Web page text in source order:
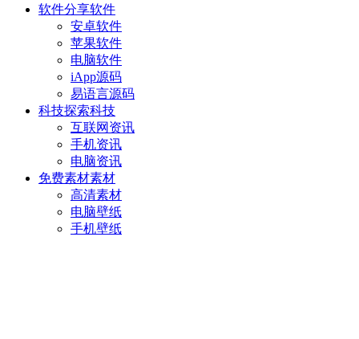
软件分享软件
安卓软件
苹果软件
电脑软件
iApp源码
易语言源码
科技探索科技
互联网资讯
手机资讯
电脑资讯
免费素材素材
高清素材
电脑壁纸
手机壁纸